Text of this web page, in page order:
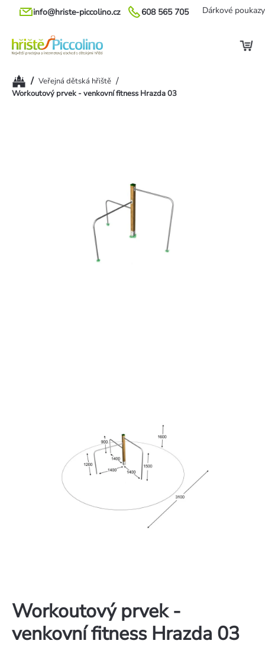
Přejít
608 565 705
info@hriste-piccolino.cz Dárkové poukazy
Domů/ Veřejná dětská hřiště /
Workoutový prvek - venkovní fitness Hrazda 03
Workoutový prvek -
venkovní fitness Hrazda 03